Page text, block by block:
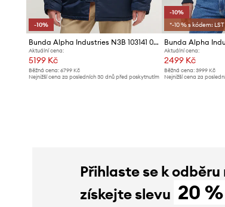
-10%
Bunda Alpha Industries N3B 103141 07
Aktuální cena:
5199 Kč
Běžná cena: 6799 Kč
Nejnižší cena za posledních 30 dnů před poskytnutím
-10%
*-10 % s kódem: LST
Aktuální cena:
2499 Kč
Běžná cena:3999 Kč
Nejnižší cena za
Přihlaste se k odběru
získejte slevu 20 %